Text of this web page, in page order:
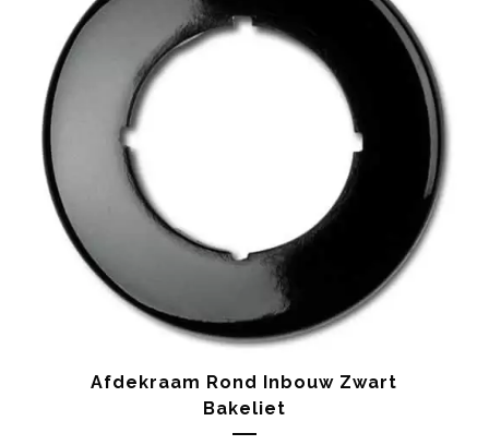
Afdekraam Rond Inbouw Zwart
Bakeliet